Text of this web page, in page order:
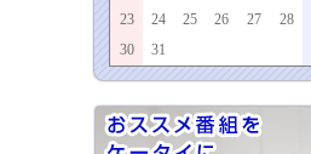
23
24 25 26 27 28
30
31